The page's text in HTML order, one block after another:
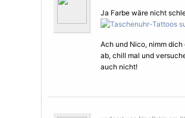
Ja Farbe wäre nicht
Ach und Nico, nimm
ab, chill mal und
auch nicht!